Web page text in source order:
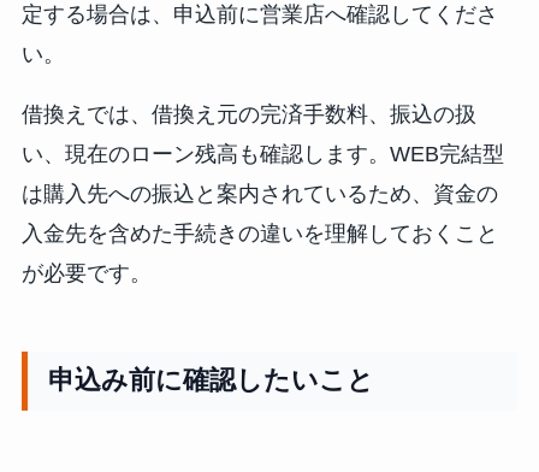
定する場合は、申込前に営業店へ確認してくださ
い。
借換えでは、借換え元の完済手数料、振込の扱
い、現在のローン残高も確認します。WEB完結型
は購入先への振込と案内されているため、資金の
入金先を含めた手続きの違いを理解しておくこと
が必要です。
申込み前に確認したいこと